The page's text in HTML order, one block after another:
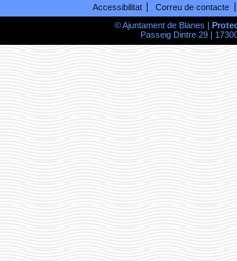
Accessibilitat
Correu de contacte
© Ajuntament de Blanes |
Passeig Dintre 29 |